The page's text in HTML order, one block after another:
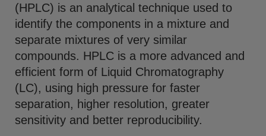
(HPLC) is an analytical technique used to
identify the components in a mixture and
separate mixtures of very similar
compounds. HPLC is a more advanced and
efficient form of Liquid Chromatography
(LC), using high pressure for faster
separation, higher resolution, greater
sensitivity and better reproducibility.